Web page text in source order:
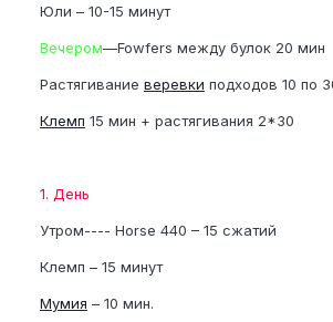
Юли – 10-15 минут
Вечером—Fowfers между булок 20 мин
Растягивание веревки подходов 10 по
Клемп 15 мин + растягивания 2*30
1. День
Утром---- Horse 440 – 15 сжатий
Клемп – 15 минут
Мумия – 10 мин.